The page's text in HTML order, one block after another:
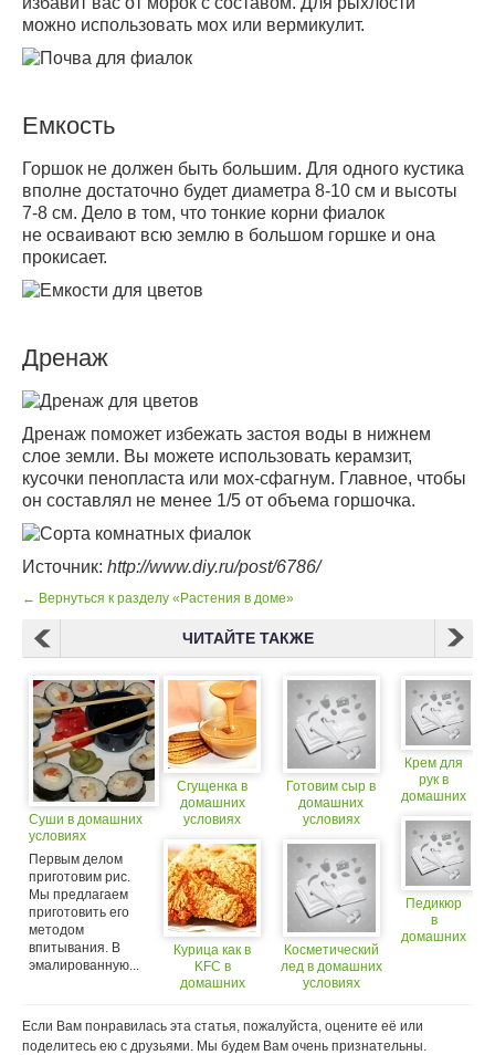
можно использовать мох или вермикулит.
Емкость
Горшок не должен быть большим. Для одного кустика
вполне достаточно будет диаметра 8-10 см и высоты
7-8 см. Дело в том, что тонкие корни фиалок
не осваивают всю землю в большом горшке и она
прокисает.
Дренаж
Дренаж поможет избежать застоя воды в нижнем
слое земли. Вы можете использовать керамзит,
кусочки пенопласта или мох-сфагнум. Главное, чтобы
он составлял не менее 1/5 от объема горшочка.
Источник: http://www.diy.ru/post/6786/
← Вернуться к разделу «Растения в доме»
ЧИТАЙТЕ ТАКЖЕ
Суши в домашних
условиях
Первым делом
приготовим рис.
Мы предлагаем
приготовить его
методом
впитывания. В
эмалированную...
Сгущенка в
домашних
условиях
Курица как в
KFC в
домашних
Готовим сыр в
домашних
условиях
Косметический
лед в домашних
условиях
Крем для
рук в
домашних
Педикюр
в
домашних
Если Вам понравилась эта статья, пожалуйста, оцените её или
поделитесь ею с друзьями. Мы будем Вам очень признательны.